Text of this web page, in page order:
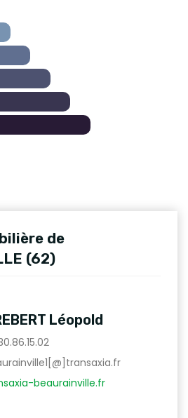
de
(62)
Léopold
beaurainville.fr